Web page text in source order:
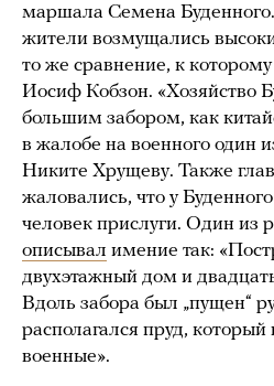
маршала Семена
жители возмущались
то же сравнение, к
Иосиф Кобзон. «Хозяйство
большим забором, как
в жалобе на военного один
Никите Хрущеву. Также
жаловались, что у
человек прислуги. Один из
описывал имение так:
двухэтажный дом и
Вдоль забора был „пущен“
располагался пруд,
военные».